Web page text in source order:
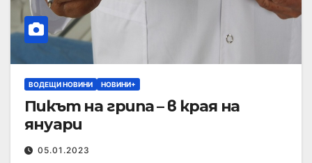
ВОДЕЩИ НОВИНИ НОВИНИ+
Пикът на грипа – в края на
януари
05.01.2023